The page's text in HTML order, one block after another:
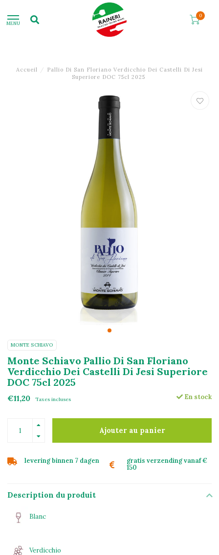
MENU
0
Accueil / Pallio Di San Floriano Verdicchio Dei Castelli Di Jesi
Superiore DOC 75cl 2025
MONTE SCHIAVO
Monte Schiavo Pallio Di San Floriano
Verdicchio Dei Castelli Di Jesi Superiore
DOC 75cl 2025
€11,20 Taxes incluses En stock
Ajouter au panier
levering binnen 7 dagen
gratis verzending vanaf €
150
Description du produit
Blanc
Verdicchio